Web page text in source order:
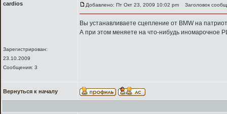
cardios
Зарегистрирован:
23.10.2009
Сообщения: 3
Добавлено: Пт Окт 23, 2009 10:02 pm Заголовок
Вы устанавливаете сцепление от BMW на
А при этом меняете на что-нибудь иномарочное
Вернуться к началу